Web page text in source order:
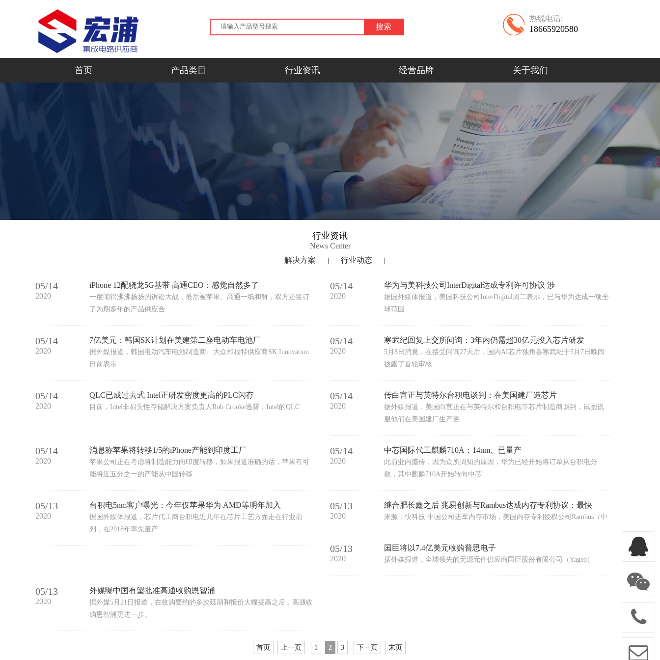
热线电话:
18665920580
首页 产品类目 行业资讯 经营品牌 关于我们
行业资讯
News Center
解决方案
行业动态
05/14
2020
iPhone 12配骁龙5G基带 高通CEO：感觉自然多了
一度闹得沸沸扬扬的诉讼大战，最后被苹果、高通一纸和解，双方还签订
了为期多年的产品供应合
05/14
2020
华为与美科技公司InterDigital达成专利许可协议 涉
据国外媒体报道，美国科技公司InterDigital周二表示，已与华为达成一项全
球范围
05/14
2020
7亿美元：韩国SK计划在美建第二座电动车电池厂
据外媒报道，韩国电动汽车电池制造商、大众和福特供应商SK Innovation
日前表示
05/14
2020
寒武纪回复上交所问询：3年内仍需超30亿元投入芯片研发
5月8日消息，在接受问询27天后，国内AI芯片独角兽寒武纪于5月7日晚间
披露了首轮审核
05/14
2020
QLC已成过去式 Intel正研发密度更高的PLC闪存
目前，Intel非易失性存储解决方案负责人Rob Crooke透露，Intel的QLC
05/14
2020
传白宫正与英特尔台积电谈判：在美国建厂造芯片
据外媒报道，美国白宫正在与英特尔和台积电等芯片制造商谈判，试图说
服他们在美国建厂生产更
05/14
2020
消息称苹果将转移1/5的iPhone产能到印度工厂
苹果公司正在考虑将制造能力向印度转移，如果报道准确的话，苹果有可
能将近五分之一的产能从中国转移
05/14
2020
中芯国际代工麒麟710A：14nm、已量产
此前业内盛传，因为众所周知的原因，华为已经开始将订单从台积电分
散，其中麒麟710A开始转向中芯
05/13
2020
台积电5nm客户曝光：今年仅苹果华为 AMD等明年加入
据国外媒体报道，芯片代工商台积电近几年在芯片工艺方面走在行业前
列，在2018年率先量产
05/13
2020
继合肥长鑫之后 兆易创新与Rambus达成内存专利协议：最快
来源：快科技 中国公司进军内存市场，美国内存专利授权公司Rambus（中
05/13
2020
国巨将以7.4亿美元收购普思电子
据外媒报道，全球领先的无源元件供应商国巨股份有限公司（Yageo）
05/13
2020
外媒曝中国有望批准高通收购恩智浦
据外媒5月21日报道，在收购要约的多次延期和报价大幅提高之后，高通收
购恩智浦更进一步。
首页 上一页 1 2 3 下一页 末页